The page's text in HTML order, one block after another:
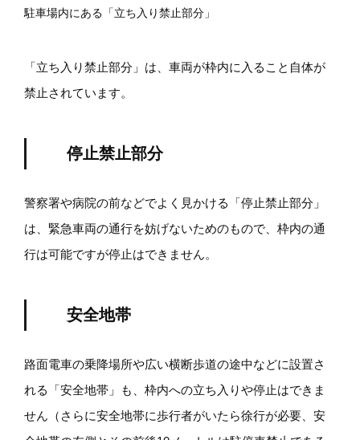
駐車場内にある「立ち入り禁止部分」
「立ち入り禁止部分」は、車両が枠内に入ること自体が
禁止されています。
停止禁止部分
警察署や病院の前などでよく見かける「停止禁止部分」
は、緊急車両の通行を妨げないためのもので、枠内の通
行は可能ですが停止はできません。
安全地帯
路面電車の乗降場所や広い横断歩道の途中などに設置さ
れる「安全地帯」も、枠内への立ち入りや停止はできま
せん（さらに安全地帯に歩行者がいたら徐行が必要、安